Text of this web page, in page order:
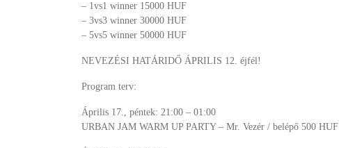
– 1vs1 winner 15000 HUF
– 3vs3 winner 30000 HUF
– 5vs5 winner 50000 HUF
NEVEZÉSI HATÁRIDŐ ÁPRILIS 12. éjfél!
Program terv:
Április 17., péntek: 21:00 – 01:00
URBAN JAM WARM UP PARTY – Mr. Vezér / belépő 500 HUF